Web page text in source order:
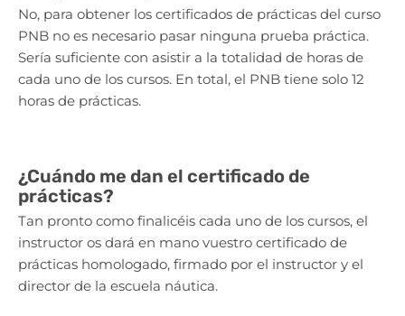
No, para obtener los certificados de prácticas del curso
PNB no es necesario pasar ninguna prueba práctica.
Sería suficiente con asistir a la totalidad de horas de
cada uno de los cursos. En total, el PNB tiene solo 12
horas de prácticas.
¿Cuándo me dan el certificado de
prácticas?
Tan pronto como finalicéis cada uno de los cursos, el
instructor os dará en mano vuestro certificado de
prácticas homologado, firmado por el instructor y el
director de la escuela náutica.